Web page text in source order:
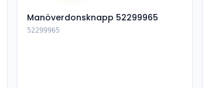
Manöverdonsknapp 52299965
52299965